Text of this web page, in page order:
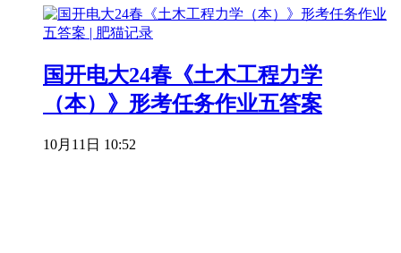
国开电大24春《土木工程力学
（本）》形考任务作业五答案
10月11日 10:52